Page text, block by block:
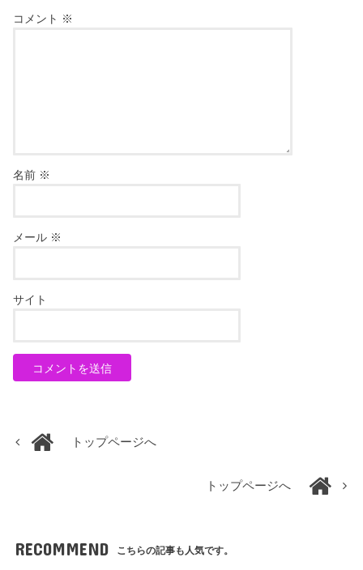
コメント ※
名前 ※
メール ※
サイト
トップページへ
トップページへ
RECOMMEND こちらの記事も人気です。